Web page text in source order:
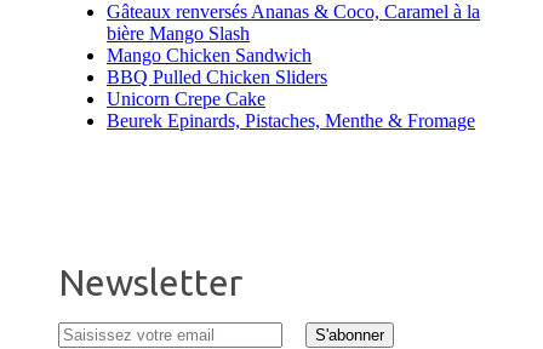
Gâteaux renversés Ananas & Coco, Caramel à la
bière Mango Slash
Mango Chicken Sandwich
BBQ Pulled Chicken Sliders
Unicorn Crepe Cake
Beurek Epinards, Pistaches, Menthe & Fromage
Newsletter